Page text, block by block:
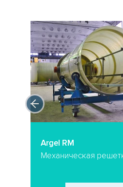
Argel RM
Механическая